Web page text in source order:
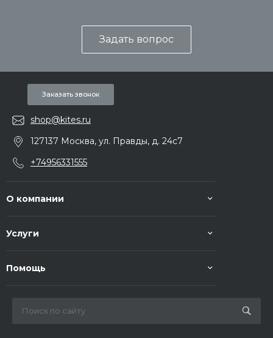
Задать вопрос
Заказать звонок
shop@kites.ru
127137 Москва, ул. Правды, д. 24с7
+74956331555
О компании
Услуги
Помощь